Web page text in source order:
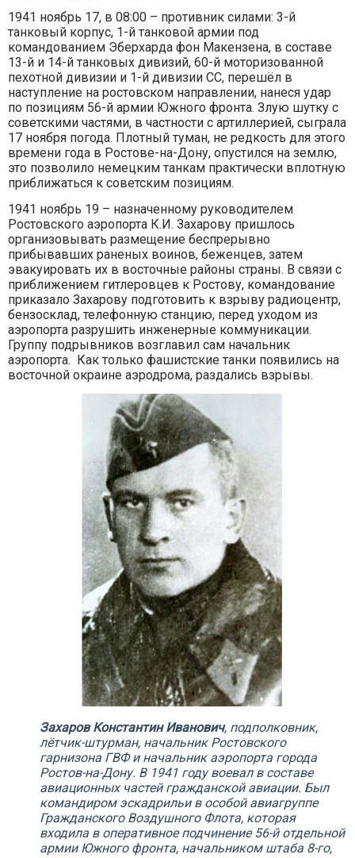
1941 ноябрь 17, в 08:00 – противник силами: 3-й
танковый корпус, 1-й танковой армии под
командованием Эберхарда фон Макензена, в составе
13-й и 14-й танковых дивизий, 60-й моторизованной
пехотной дивизии и 1-й дивизии СС, перешёл в
наступление на ростовском направлении, нанеся удар
по позициям 56-й армии Южного фронта. Злую шутку с
советскими частями, в частности с артиллерией, сыграла
17 ноября погода. Плотный туман, не редкость для этого
времени года в Ростове-на-Дону, опустился на землю,
это позволило немецким танкам практически вплотную
приближаться к советским позициям.
1941 ноябрь 19 – назначенному руководителем
Ростовского аэропорта К.И. Захарову пришлось
организовывать размещение беспрерывно
прибывавших раненых воинов, беженцев, затем
эвакуировать их в восточные районы страны. В связи с
приближением гитлеровцев к Ростову, командование
приказало Захарову подготовить к взрыву радиоцентр,
бензосклад, телефонную станцию, перед уходом из
аэропорта разрушить инженерные коммуникации.
Группу подрывников возглавил сам начальник
аэропорта. Как только фашистские танки появились на
восточной окраине аэродрома, раздались взрывы.
Захаров Константин Иванович, подполковник,
лётчик-штурман, начальник Ростовского
гарнизона ГВФ и начальник аэропорта города
Ростов-на-Дону. В 1941 году воевал в составе
авиационных частей гражданской авиации. Был
командиром эскадрильи в особой авиагруппе
Гражданского Воздушного Флота, которая
входила в оперативное подчинение 56-й отдельной
армии Южного фронта, начальником штаба 8-го,